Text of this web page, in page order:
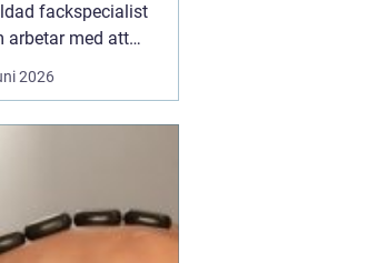
fackspecialist
arbetar med att
behandla och
problem i fötter
att söka hjälp,
att rätt behandling
2026